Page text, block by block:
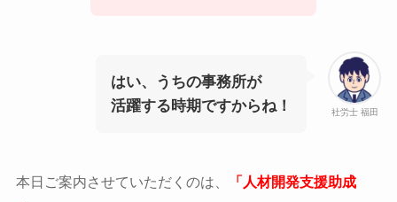
社労士 福田
はい、うちの事務所が
活躍する時期ですからね！
本日ご案内させていただくのは、
「人材開発支援助成